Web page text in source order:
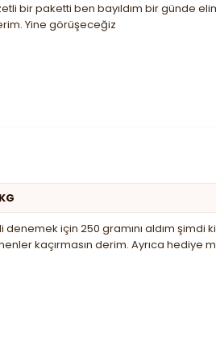
bir paketti ben bayıldım bir günde
Yine görüşeceğiz
için 250 gramını aldım şimdi
kaçırmasın derim. Ayrıca